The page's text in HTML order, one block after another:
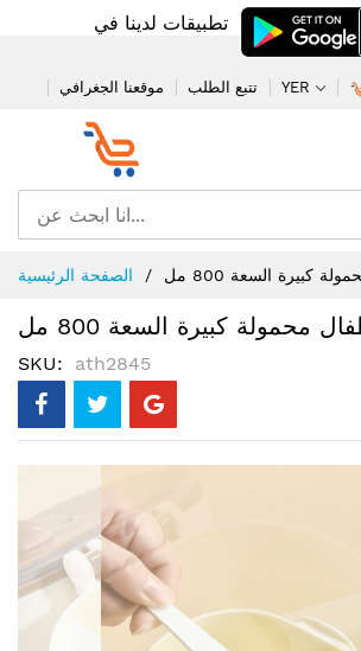
تطبيقات لدينا في
موقعنا الجغرافي تتبع الطلب YER
إلى
المحتوى
الصفحة الرئيسية كبيرة السعة 800 مل
محمولة كبيرة السعة 800 مل
SKU ath2845
معرض
الصور